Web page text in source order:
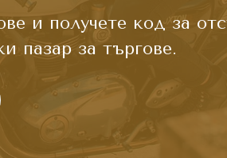
и получете код за
пазар за търгове.